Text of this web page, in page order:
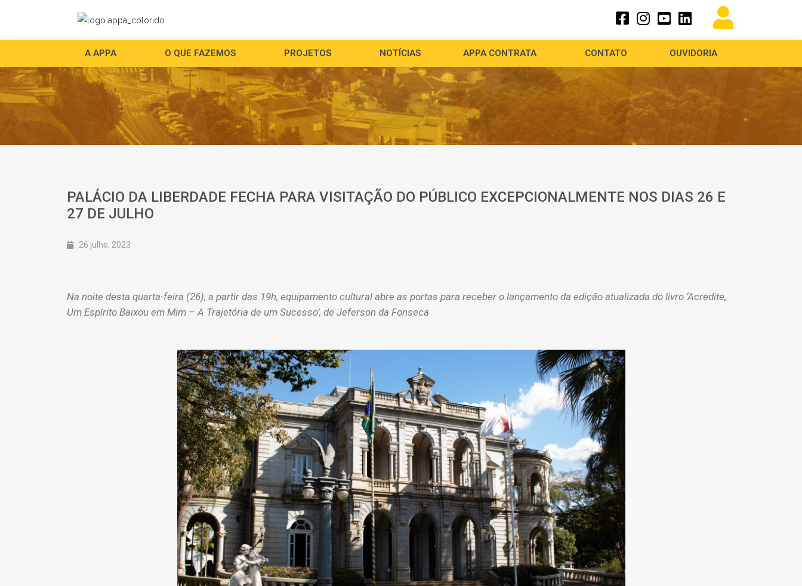
A APPA O QUE FAZEMOS PROJETOS NOTÍCIAS APPA CONTRATA CONTATO OUVIDORIA
PALÁCIO DA LIBERDADE FECHA PARA VISITAÇÃO DO PÚBLICO EXCEPCIONALMENTE NOS DIAS 26 E
27 DE JULHO
26 julho, 2023
Na noite desta quarta-feira (26), a partir das 19h, equipamento cultural abre as portas para receber o lançamento da edição atualizada do livro ‘Acredite,
Um Espírito Baixou em Mim – A Trajetória de um Sucesso’, de Jeferson da Fonseca